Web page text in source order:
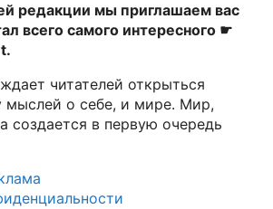
редакции мы приглашаем вас
всего самого интересного ☛
читателей открыться
мыслей о себе, и мире. Мир,
создается в первую очередь